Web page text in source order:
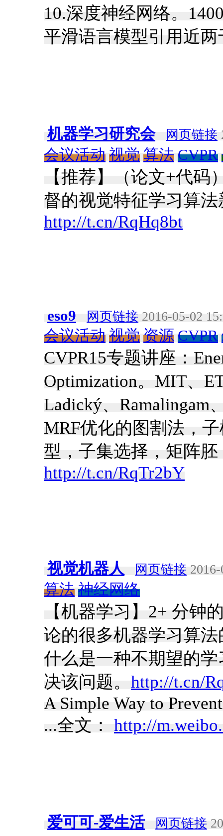
10.深度神经网络。
平滑语言模型引用近两
机器学习研究会 网页链接
会议活动 视觉 算法 CVPR
【推荐】（论文+代码
督的视觉特征学习算
http://t.cn/RqHq8bt
eso9 网页链接 2016-05-02
会议活动 视觉 资源 CVPR
CVPR15专题讲座：
Optimization。MIT、
Ladický、Ramalingam
MRF优化的图割法，
型，子集选择，矩阵
http://t.cn/RqTr2bY
视觉机器人 网页链接
算法 神经网络
【机器学习】2+ 分钟
论的很多机器学习算
什么是一种不期望的
决该问题。 http://t.cn/
A Simple Way to
...全文： http://
爱可可-爱生活 网页链接